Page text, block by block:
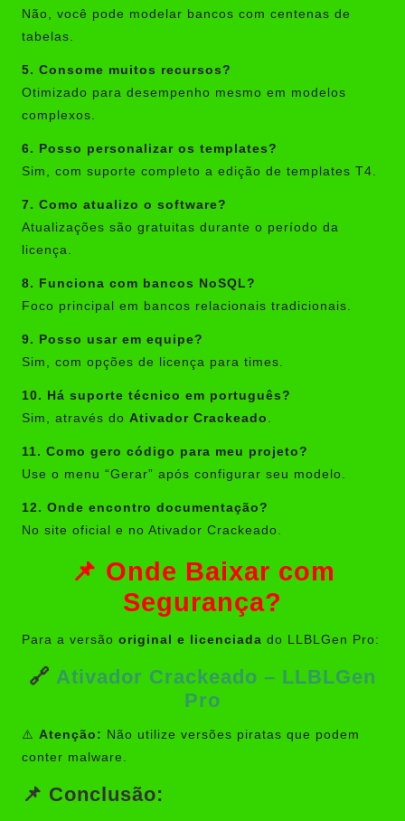
Não, você pode modelar bancos com centenas de
tabelas.
5. Consome muitos recursos?
Otimizado para desempenho mesmo em modelos
complexos.
6. Posso personalizar os templates?
Sim, com suporte completo a edição de templates T4.
7. Como atualizo o software?
Atualizações são gratuitas durante o período da
licença.
8. Funciona com bancos NoSQL?
Foco principal em bancos relacionais tradicionais.
9. Posso usar em equipe?
Sim, com opções de licença para times.
10. Há suporte técnico em português?
Sim, através do Ativador Crackeado .
11. Como gero código para meu projeto?
Use o menu “Gerar” após configurar seu modelo.
12. Onde encontro documentação?
No site oficial e no Ativador Crackeado.
📌 Onde Baixar com
Segurança?
Para a versão original e licenciada do LLBLGen Pro:
🔗 Ativador Crackeado – LLBLGen
Pro
⚠️ Atenção: Não utilize versões piratas que podem
conter malware.
📌 Conclusão: